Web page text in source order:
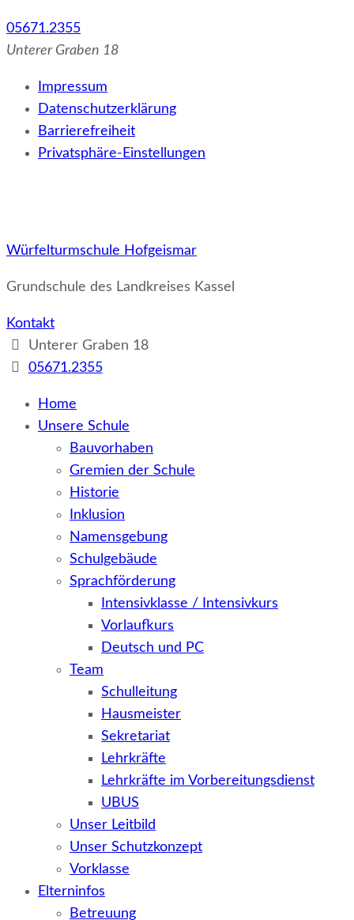
05671.2355
Unterer Graben 18
Impressum
Datenschutzerklärung
Barrierefreiheit
Privatsphäre-Einstellungen
Würfelturmschule Hofgeismar
Grundschule des Landkreises Kassel
Kontakt
Unterer Graben 18
05671.2355
Home
Unsere Schule
Bauvorhaben
Gremien der Schule
Historie
Inklusion
Namensgebung
Schulgebäude
Sprachförderung
Intensivklasse / Intensivkurs
Vorlaufkurs
Deutsch und PC
Team
Schulleitung
Hausmeister
Sekretariat
Lehrkräfte
Lehrkräfte im Vorbereitungsdienst
UBUS
Unser Leitbild
Unser Schutzkonzept
Vorklasse
Elterninfos
Betreuung